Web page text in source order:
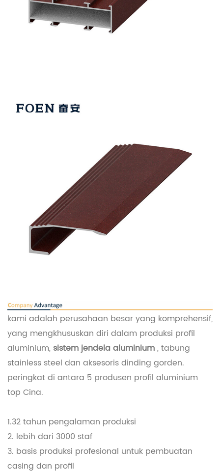
kami adalah perusahaan besar yang komprehensif,
yang mengkhususkan diri dalam produksi profil
aluminium, sistem jendela aluminium, tabung
stainless steel dan aksesoris dinding gorden.
peringkat di antara 5 produsen profil aluminium
top Cina.
1.32 tahun pengalaman produksi
2. lebih dari 3000 staf
3. basis produksi profesional untuk pembuatan
casing dan profil